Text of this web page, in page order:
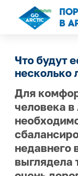
Что будут
несколько
Для
человека в
недавнего
выглядела